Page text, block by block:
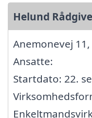
Helund
Anemonevej
Ansatte:
Startdato: 22.